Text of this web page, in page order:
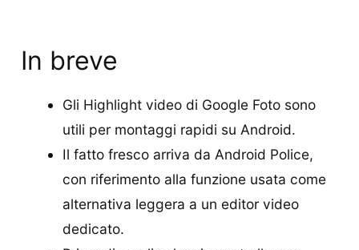
In breve
Gli Highlight video di Google Foto sono
utili per montaggi rapidi su Android.
Il fatto fresco arriva da Android Police,
con riferimento alla funzione usata come
alternativa leggera a un editor video
dedicato.